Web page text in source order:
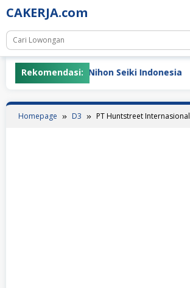
Skip
to
content
CAKERJA.com
Rekomendasi:PT Nihon Seiki Indonesia
Homepage D3 PT Huntstreet Internasional